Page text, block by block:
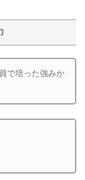
で培った強みか